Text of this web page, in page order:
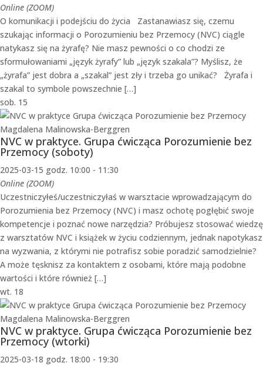
Online (ZOOM)
O komunikacji i podejściu do życia Zastanawiasz się, czemu
szukając informacji o Porozumieniu bez Przemocy (NVC) ciągle
natykasz się na żyrafę? Nie masz pewności o co chodzi ze
sformułowaniami „język żyrafy” lub „język szakala”? Myślisz, że
„żyrafa” jest dobra a „szakal” jest zły i trzeba go unikać? Żyrafa i
szakal to symbole powszechnie […]
sob. 15
NVC w praktyce. Grupa ćwicząca Porozumienie bez
Przemocy (soboty)
2025-03-15 godz. 10:00 - 11:30
Online (ZOOM)
Uczestniczyłeś/uczestniczyłaś w warsztacie wprowadzającym do
Porozumienia bez Przemocy (NVC) i masz ochotę pogłębić swoje
kompetencje i poznać nowe narzędzia? Próbujesz stosować wiedzę
z warsztatów NVC i książek w życiu codziennym, jednak napotykasz
na wyzwania, z którymi nie potrafisz sobie poradzić samodzielnie?
A może tęsknisz za kontaktem z osobami, które mają podobne
wartości i które również […]
wt. 18
NVC w praktyce. Grupa ćwicząca Porozumienie bez
Przemocy (wtorki)
2025-03-18 godz. 18:00 - 19:30